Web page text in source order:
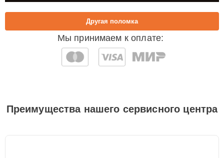
Мы принимаем к оплате:
Другая поломка
Преимущества нашего сервисного центра